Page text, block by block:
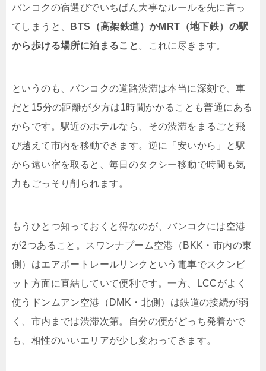
バンコクの宿選びでいちばん大事なルールを先に言っ
てしまうと、
BTS（高架鉄道）かMRT（地下鉄）の駅
から歩ける場所に泊まること 。これに尽きます。
というのも、バンコクの道路渋滞は本当に深刻で、車
だと15分の距離が夕方は1時間かかることも普通にある
からです。駅近のホテルなら、その渋滞をまるごと飛
び越えて市内を移動できます。逆に「安いから」と駅
から遠い宿を取ると、毎日のタクシー移動で時間も気
力もごっそり削られます。
もうひとつ知っておくと得なのが、バンコクには空港
が2つあること。スワンナプーム空港（BKK・市内の東
側）はエアポートレールリンクという電車でスクンビ
ット方面に直結していて便利です。一方、LCCがよく
使うドンムアン空港（DMK・北側）は鉄道の接続が弱
く、市内までは渋滞次第。自分の便がどっち発着かで
も、相性のいいエリアが少し変わってきます。